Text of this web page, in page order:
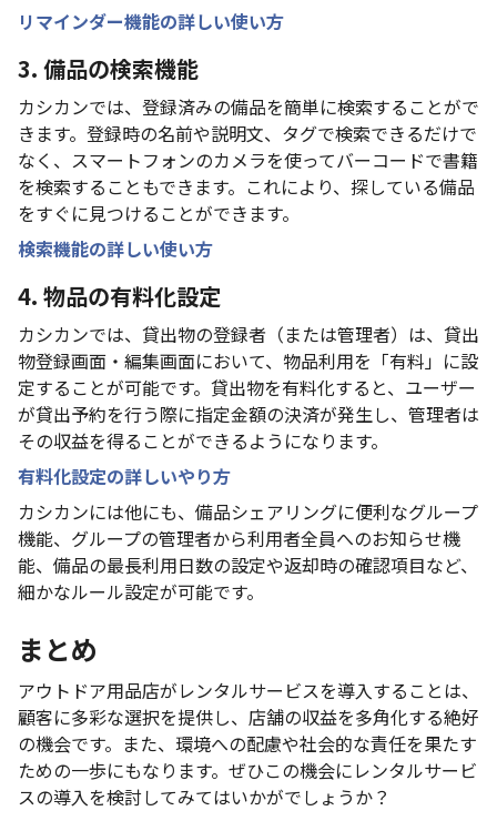
リマインダー機能の詳しい使い方
3. 備品の検索機能
カシカンでは、登録済みの備品を簡単に検索することがで
きます。登録時の名前や説明文、タグで検索できるだけで
なく、スマートフォンのカメラを使ってバーコードで書籍
を検索することもできます。これにより、探している備品
をすぐに見つけることができます。
検索機能の詳しい使い方
4. 物品の有料化設定
カシカンでは、貸出物の登録者（または管理者）は、貸出
物登録画面・編集画面において、物品利用を「有料」に設
定することが可能です。貸出物を有料化すると、ユーザー
が貸出予約を行う際に指定金額の決済が発生し、管理者は
その収益を得ることができるようになります。
有料化設定の詳しいやり方
カシカンには他にも、備品シェアリングに便利なグループ
機能、グループの管理者から利用者全員へのお知らせ機
能、備品の最長利用日数の設定や返却時の確認項目など、
細かなルール設定が可能です。
まとめ
アウトドア用品店がレンタルサービスを導入することは、
顧客に多彩な選択を提供し、店舗の収益を多角化する絶好
の機会です。また、環境への配慮や社会的な責任を果たす
ための一歩にもなります。ぜひこの機会にレンタルサービ
スの導入を検討してみてはいかがでしょうか？